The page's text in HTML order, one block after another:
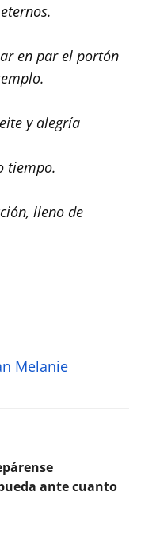
en par el portón
y alegría
tiempo.
lleno de
Melanie
ante cuanto